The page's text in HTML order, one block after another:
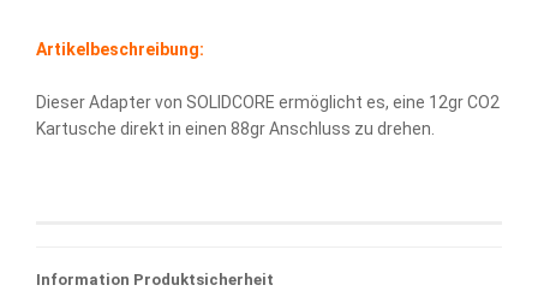
Artikelbeschreibung:
Dieser Adapter von SOLIDCORE ermöglicht es, eine 12gr CO2
Kartusche direkt in einen 88gr Anschluss zu drehen.
Information Produktsicherheit